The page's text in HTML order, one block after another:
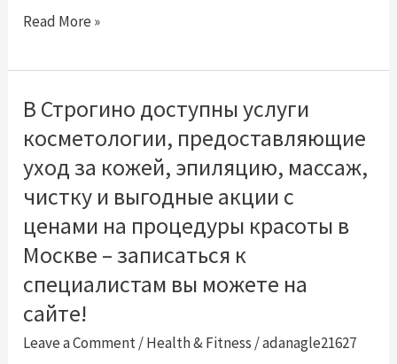
Read More »
В Строгино доступны услуги
косметологии, предоставляющие
уход за кожей, эпиляцию, массаж,
чистку и выгодные акции с
ценами на процедуры красоты в
Москве – записаться к
специалистам вы можете на
сайте!
Leave a Comment/Health & Fitness /adanagle21627
В
Строгино
доступны
услуги
предоставляющие
за
кожей,
эпиляцию,